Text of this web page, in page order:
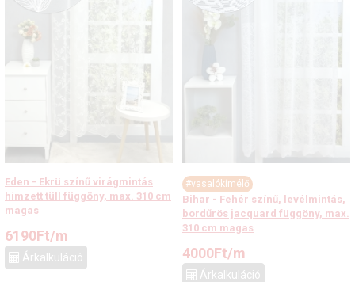
Eden - Ekrü színű virágmintás
hímzett tüll függöny, max. 310 cm
magas
6190Ft/m
Árkalkuláció
#vasalókímélő
Bihar - Fehér színű, levélmintás,
bordűrös jacquard függöny, max.
310 cm magas
4000Ft/m
Árkalkuláció